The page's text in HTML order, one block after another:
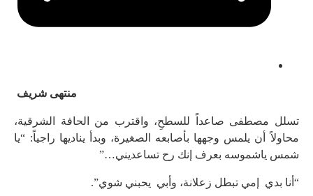
منتهى شريف
تسلل مصطفى صاعداً للسطحِ، واقترب من الحافة الشرقية،
محاولاً أن يلمس وجهها بأصابعه الصغيرة، وبدأ يناديها راجياً: “يا
شمس ياشموسه بعرف إنك رح تساعديني…”
“أنا بدي إمي تبطل زعلانة، وأبي يحبني شوي”.